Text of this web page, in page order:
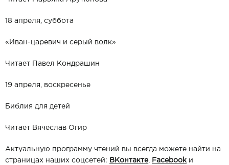
18 апреля, суббота
«Иван-царевич и серый волк»
Читает Павел Кондрашин
19 апреля, воскресенье
Библия для детей
Читает Вячеслав Огир
Актуальную программу чтений вы всегда можете найти на
страницах наших соцсетей:
ВКонтакте, Facebookи